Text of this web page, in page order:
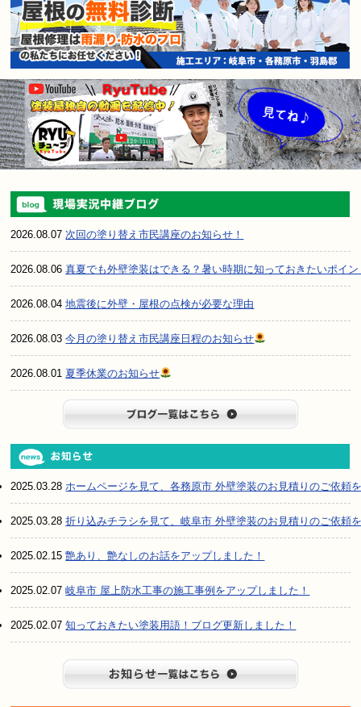
2026.08.07次回の塗り替え市民講座のお知らせ！
2026.08.06真夏でも外壁塗装はできる？暑い時期に知っておきたいポイン
2026.08.04地震後に外壁・屋根の点検が必要な理由
2026.08.03今月の塗り替え市民講座日程のお知らせ
2026.08.01 夏季休業のお知らせ
2025.03.28ホームページを見て、各務原市 外壁塗装のお見積りのご依頼
2025.03.28折り込みチラシを見て、岐阜市 外壁塗装のお見積りのご依頼
2025.02.15艶あり、艶なしのお話をアップしました！
2025.02.07岐阜市 屋上防水工事の施工事例をアップしました！
2025.02.07知っておきたい塗装用語！ブログ更新しました！